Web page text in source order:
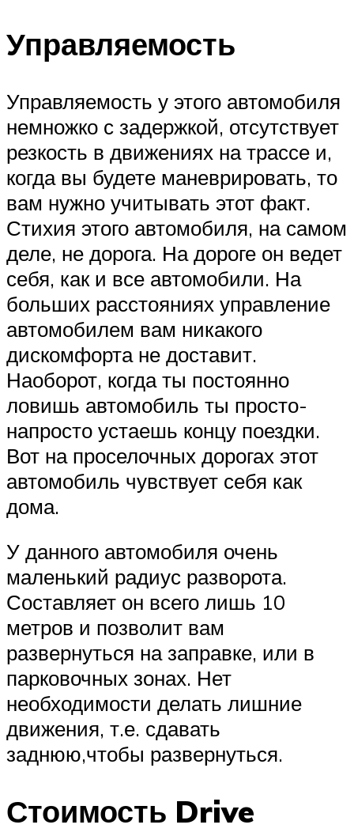
Управляемость
Управляемость у этого автомобиля
немножко с задержкой, отсутствует
резкость в движениях на трассе и,
когда вы будете маневрировать, то
вам нужно учитывать этот факт.
Стихия этого автомобиля, на самом
деле, не дорога. На дороге он ведет
себя, как и все автомобили. На
больших расстояниях управление
автомобилем вам никакого
дискомфорта не доставит.
Наоборот, когда ты постоянно
ловишь автомобиль ты просто-
напросто устаешь концу поездки.
Вот на проселочных дорогах этот
автомобиль чувствует себя как
дома.
У данного автомобиля очень
маленький радиус разворота.
Составляет он всего лишь 10
метров и позволит вам
развернуться на заправке, или в
парковочных зонах. Нет
необходимости делать лишние
движения, т.е. сдавать
заднюю,чтобы развернуться.
Стоимость Drive